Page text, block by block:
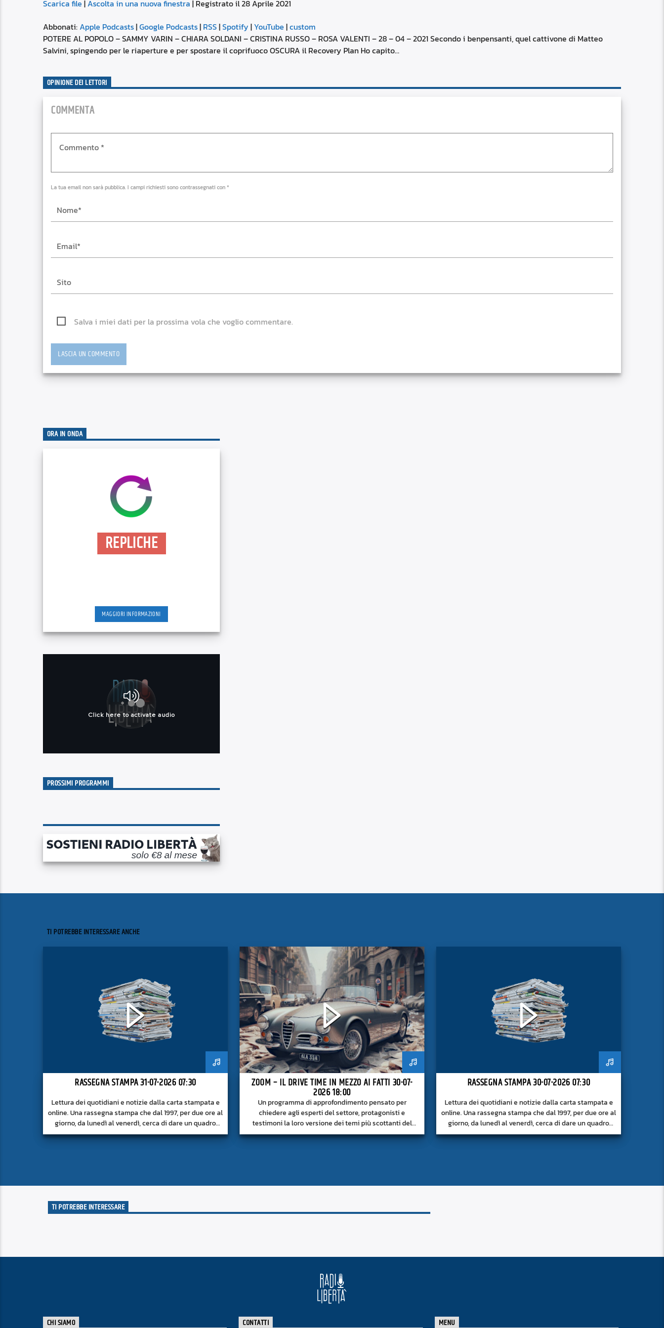
volume.
SUBSCRIBE SHARE
Spotify
LINK
EMBED
Scarica file |Ascolta in una nuova finestra | Registrato il 28 Aprile 2021
Abbonati:Apple Podcasts|Google Podcasts| RSS|Spotify | YouTube |custom
POTERE AL POPOLO – SAMMY VARIN – CHIARA SOLDANI – CRISTINA RUSSO – ROSA VALENTI – 28 – 04 – 2021 Secondo i benpensanti, quel cattivone di Matteo
Salvini, spingendo per le riaperture e per spostare il coprifuoco OSCURA il Recovery Plan Ho capito…
OPINIONE DEI LETTORI
COMMENTA
La tua email non sarà pubblica. I campi richiesti sono contrassegnati con *
Salva i miei dati per la prossima vola che voglio commentare.
ORA IN ONDA
REPLICHE
MAGGIORI INFORMAZIONI
PROSSIMI PROGRAMMI
TI POTREBBE INTERESSARE ANCHE
RASSEGNA STAMPA 31-07-2026 07:30
Lettura dei quotidiani e notizie dalla carta stampata e
online. Una rassegna stampa che dal 1997, per due ore al
giorno, da lunedì al venerdì, cerca di dare un quadro
approfondito delle notizie del giorno, senza fermarsi
ZOOM – IL DRIVE TIME IN MEZZO AI FATTI 30-07-
2026 18:00
Un programma di approfondimento pensato per
chiedere agli esperti del settore, protagonisti e
testimoni la loro versione dei temi più scottanti del
momento.
RASSEGNA STAMPA 30-07-2026 07:30
Lettura dei quotidiani e notizie dalla carta stampata e
online. Una rassegna stampa che dal 1997, per due ore al
giorno, da lunedì al venerdì, cerca di dare un quadro
approfondito delle notizie del giorno, senza fermarsi
TI POTREBBE INTERESSARE
CHI SIAMO CONTATTI MENU